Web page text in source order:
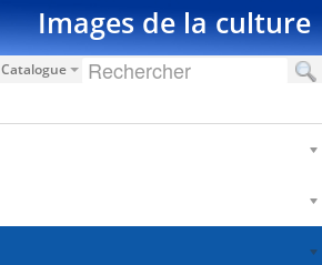
Images de la culture
Catalogue